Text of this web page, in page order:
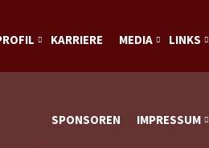
KARRIERE MEDIA LINKS
SPONSOREN IMPRESSUM